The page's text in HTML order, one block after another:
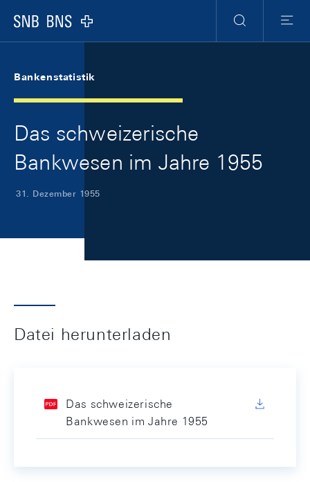
Logo
Suche
Menu
Bankenstatistik
Das schweizerische
Bankwesen im Jahre 1955
31. Dezember 1955
Datei herunterladen
Das schweizerische
Bankwesen im Jahre 1955